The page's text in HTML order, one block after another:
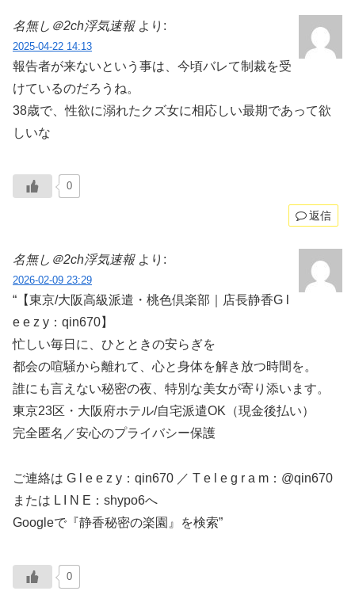
名無し＠2ch浮気速報 より:
2025-04-22 14:13
報告者が来ないという事は、今頃バレて制裁を受
けているのだろうね。
38歳で、性欲に溺れたクズ女に相応しい最期であって欲
しいな
0
返信
名無し＠2ch浮気速報 より:
2026-02-09 23:29
“【東京/大阪高級派遣・桃色倶楽部｜店長静香G l
e e z y：qin670】
忙しい毎日に、ひとときの安らぎを
都会の喧騒から離れて、心と身体を解き放つ時間を。
誰にも言えない秘密の夜、特別な美女が寄り添います。
東京23区・大阪府ホテル/自宅派遣OK（現金後払い）
完全匿名／安心のプライバシー保護
ご連絡は G l e e z y：qin670 ／ T e l e g r a m：@qin670
または L I N E：shypo6へ
Googleで『静香秘密の楽園』を検索”
0